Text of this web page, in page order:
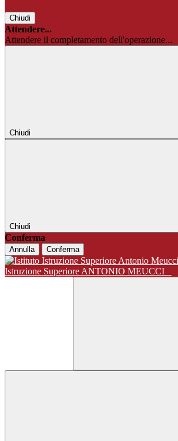
Chiudi
Attendere...
Attendere il completamento dell'operazione...
Chiudi
Chiudi
Conferma
Annulla Conferma
Istruzione Superiore ANTONIO MEUCCI